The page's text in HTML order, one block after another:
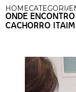
HOMECATEGORIAS
ONDE
CACHORRO ITAIM